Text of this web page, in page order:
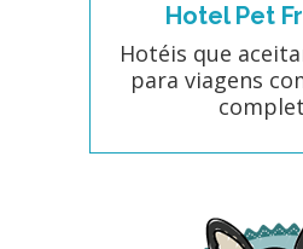
Hotel Pet
Hotéis que
para viagens